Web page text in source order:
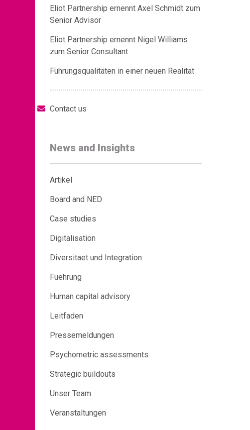
Eliot Partnership ernennt Axel Schmidt zum
Senior Advisor
Eliot Partnership ernennt Nigel Williams
zum Senior Consultant
Führungsqualitäten in einer neuen Realität
Contact us
News and Insights
Artikel
Board and NED
Case studies
Digitalisation
Diversitaet und Integration
Fuehrung
Human capital advisory
Leitfaden
Pressemeldungen
Psychometric assessments
Strategic buildouts
Unser Team
Veranstaltungen